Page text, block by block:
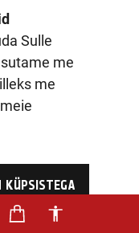
Sulle
me
me
KÜPSISTEGA